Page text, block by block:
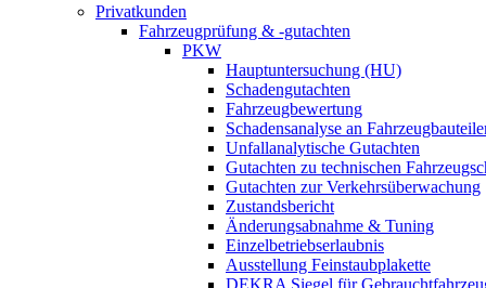
Privatkunden
Fahrzeugprüfung & -gutachten
PKW
Hauptuntersuchung (HU)
Schadengutachten
Fahrzeugbewertung
Schadensanalyse an
Unfallanalytische Gutachten
Gutachten zu technischen
Gutachten zur Verkehrsüberwachung
Zustandsbericht
Änderungsabnahme & Tuning
Einzelbetriebserlaubnis
Ausstellung Feinstaubplakette
DEKRA Siegel für